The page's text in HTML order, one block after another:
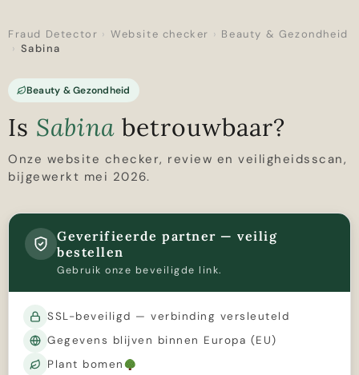
Fraud Detector › Website checker › Beauty & Gezondheid
› Sabina
Beauty & Gezondheid
Is Sabina betrouwbaar?
Onze website checker, review en veiligheidsscan,
bijgewerkt mei 2026.
Geverifieerde partner — veilig
bestellen
Gebruik onze beveiligde link.
SSL-beveiligd — verbinding versleuteld
Gegevens blijven binnen Europa (EU)
Plant bomen